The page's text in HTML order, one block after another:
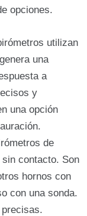
opciones.
utilizan
una
a
y
una opción
de
contacto. Son
hornos con
con una sonda.